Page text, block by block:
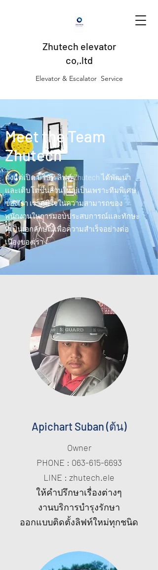
Zhutech elevator
co,.ltd
Elevator & Escalator Service
Meet the Team
Zhutech
ตั้งแต่เปิด บริษัท ลิฟต์ Zhutech ได้พัฒนา
และเติบโตขึ้นส่วนใหญ่เป็นเพราะทีมพิเศษ
ของเรา เราภูมิใจในความสามารถของ
พนักงานในการมอบประสบการณ์และทักษะ
ที่เป็นเอกลักษณ์เพื่อความสำเร็จอย่างต่อ
เนื่องของเรา
Apichart Suban (ต้น)
Owner
PHONE : 063-615-6693
LINE : zhutech.ele
ให้คำปรึกษาเรื่องต่างๆ
งานบริการบำรุงรักษา
ออกแบบติดตั้งลิฟท์ใหม่ทุกชนิด